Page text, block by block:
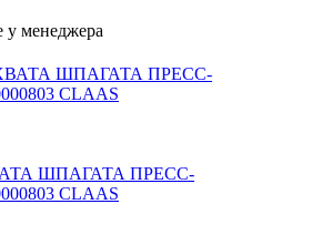
менеджера
ШПАГАТА ПРЕСС-
CLAAS